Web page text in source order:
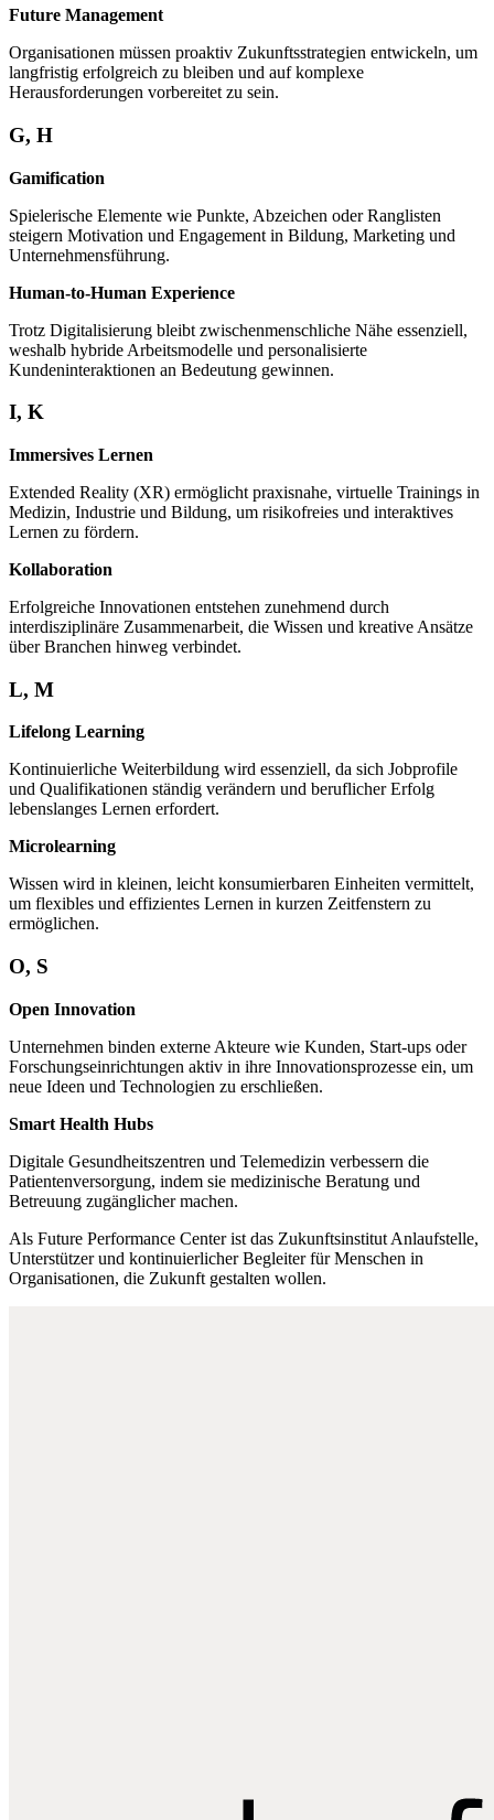
Future Management
Organisationen müssen proaktiv Zukunftsstrategien entwickeln, um
langfristig erfolgreich zu bleiben und auf komplexe
Herausforderungen vorbereitet zu sein.
G, H
Gamification
Spielerische Elemente wie Punkte, Abzeichen oder Ranglisten
steigern Motivation und Engagement in Bildung, Marketing und
Unternehmensführung.
Human-to-Human Experience
Trotz Digitalisierung bleibt zwischenmenschliche Nähe essenziell,
weshalb hybride Arbeitsmodelle und personalisierte
Kundeninteraktionen an Bedeutung gewinnen.
I, K
Immersives Lernen
Extended Reality (XR) ermöglicht praxisnahe, virtuelle Trainings in
Medizin, Industrie und Bildung, um risikofreies und interaktives
Lernen zu fördern.
Kollaboration
Erfolgreiche Innovationen entstehen zunehmend durch
interdisziplinäre Zusammenarbeit, die Wissen und kreative Ansätze
über Branchen hinweg verbindet.
L, M
Lifelong Learning
Kontinuierliche Weiterbildung wird essenziell, da sich Jobprofile
und Qualifikationen ständig verändern und beruflicher Erfolg
lebenslanges Lernen erfordert.
Microlearning
Wissen wird in kleinen, leicht konsumierbaren Einheiten vermittelt,
um flexibles und effizientes Lernen in kurzen Zeitfenstern zu
ermöglichen.
O, S
Open Innovation
Unternehmen binden externe Akteure wie Kunden, Start-ups oder
Forschungseinrichtungen aktiv in ihre Innovationsprozesse ein, um
neue Ideen und Technologien zu erschließen.
Smart Health Hubs
Digitale Gesundheitszentren und Telemedizin verbessern die
Patientenversorgung, indem sie medizinische Beratung und
Betreuung zugänglicher machen.
Als Future Performance Center ist das Zukunftsinstitut Anlaufstelle,
Unterstützer und kontinuierlicher Begleiter für Menschen in
Organisationen, die Zukunft gestalten wollen.